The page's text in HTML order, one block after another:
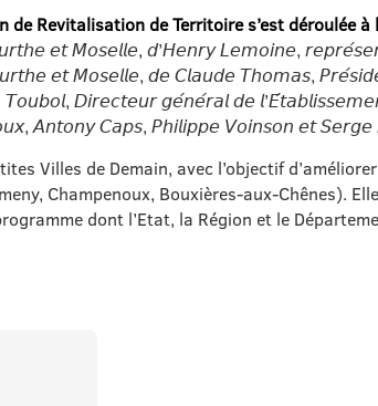
Revitalisation de Territoire s’est déroulée à
𝘦𝘵 𝘔𝘰𝘴𝘦𝘭𝘭𝘦, 𝘥’𝘏𝘦𝘯𝘳𝘺 𝘓𝘦𝘮𝘰𝘪𝘯𝘦,
𝘦𝘵 𝘔𝘰𝘴𝘦𝘭𝘭𝘦, 𝘥𝘦 𝘊𝘭𝘢𝘶𝘥𝘦 𝘛𝘩𝘰𝘮𝘢𝘴,
𝘛𝘰𝘶𝘣𝘰𝘭, 𝘋𝘪𝘳𝘦𝘤𝘵𝘦𝘶𝘳 𝘨𝘦́𝘯𝘦́𝘳𝘢𝘭 𝘥𝘦
𝘊𝘢𝘱𝘴, 𝘗𝘩𝘪𝘭𝘪𝘱𝘱𝘦 𝘝𝘰𝘪𝘯𝘴𝘰𝘯 𝘦𝘵 𝘚𝘦𝘳𝘨𝘦
Villes de Demain, avec l’objectif
Champenoux, Bouxières-aux-Chênes).
dont l’Etat, la Région et le